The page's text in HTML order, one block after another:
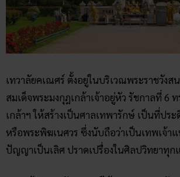
พิธีบวงสรวงและเพื่อความเป็นสิริมงคลแห่ง
จันทร์ เมื่อมองจาก ระที่นั่งพิมานปฐมจะเห็น
ลัยคเณศร์และพระที่นั่งพิมานปฐมอยู่ในแนว
วิธีเดินทาง
: จากกรุงเทพฯ ใช้ถนนปิ่นเกล้า-
กับทางหลวงหมายเลข 4 ถึง จ.นครปฐม แยกข
ศูนย์ปฏิบัติธรรมสาขาวัดช่อ
สวนผึ้ง จังหวัดราชบุรี